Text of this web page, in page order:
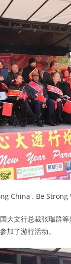
China , Be Strong
大文行总裁张瑞群
加了游行活动。